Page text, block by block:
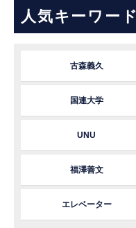
人気キーワード
古森義久
国連大学
UNU
福澤善文
エレベーター